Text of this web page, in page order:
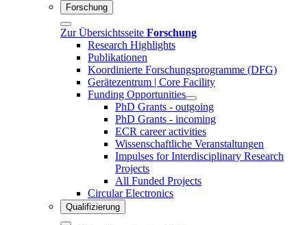
Forschung
Zur Übersichtsseite Forschung
Research Highlights
Publikationen
Koordinierte Forschungsprogramme (DFG)
Gerätezentrum | Core Facility
Funding Opportunities
PhD Grants - outgoing
PhD Grants - incoming
ECR career activities
Wissenschaftliche Veranstaltungen
Impulses for Interdisciplinary Research
Projects
All Funded Projects
Circular Electronics
Qualifizierung